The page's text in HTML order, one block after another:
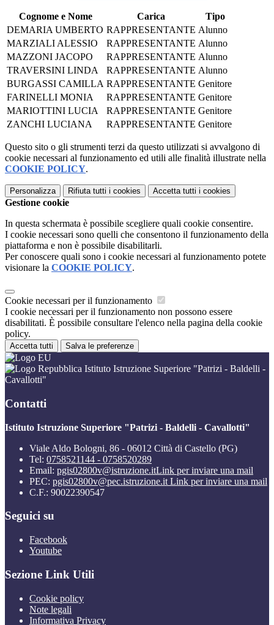
Cognome e Nome Carica
Tipo
DEMARIA UMBERTO RAPPRESENTANTE Alunno
MARZIALI ALESSIO
RAPPRESENTANTE Alunno
MAZZONI JACOPO
RAPPRESENTANTE Alunno
TRAVERSINI LINDA
RAPPRESENTANTE Alunno
BURGASSI CAMILLA RAPPRESENTANTE Genitore
FARINELLI MONIA
RAPPRESENTANTE Genitore
MARIOTTINI LUCIA
RAPPRESENTANTE Genitore
ZANCHI LUCIANA
RAPPRESENTANTE Genitore
Questo sito o gli strumenti terzi da questo utilizzati si avvalgono di
cookie necessari al funzionamento ed utili alle finalità illustrate nella
COOKIE POLICY.
Personalizza Rifiuta tutti i cookies Accetta tutti i cookies
Gestione cookie
In questa schermata è possibile scegliere quali cookie consentire.
I cookie necessari sono quelli che consentono il funzionamento della
piattaforma e non è possibile disabilitarli.
Per conoscere quali sono i cookie necessari al funzionamento potete
visionare la COOKIE POLICY.
Cookie necessari per il funzionamento
I cookie necessari per il funzionamento non possono essere
disabilitati. È possibile consultare l'elenco nella pagina della cookie
policy.
Accetta tutti Salva le preferenze
Istituto Istruzione Superiore "Patrizi - Baldelli -
Cavallotti"
Contatti
Istituto Istruzione Superiore "Patrizi - Baldelli - Cavallotti"
Viale Aldo Bologni, 86 - 06012 Città di Castello (PG)
Tel: 0758521144 - 0758520289
Email: pgis02800v@istruzione.itLink per inviare una mail
PEC: pgis02800v@pec.istruzione.it Link per inviare una mail
C.F.: 90022390547
Seguici su
Facebook
Youtube
Sezione Link Utili
Cookie policy
Note legali
Informativa Privacy